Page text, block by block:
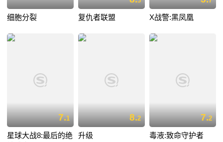
细胞分裂 复仇者联盟 X战警:黑凤凰
7.1
星球大战8:最后的绝
8.2
升级
7.2
毒液:致命守护者